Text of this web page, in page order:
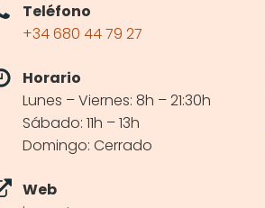
Teléfono
+34 680 44 79 27
Horario
Lunes – Viernes: 8h – 21:30h
Sábado: 11h – 13h
Domingo: Cerrado
Web